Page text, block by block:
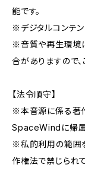
能です。
※デジタルコンテン
※音質や再生環境
合がありますので、
【法令順守】
※本音源に係る著
SpaceWindに帰属
※私的利用の範囲
作権法で禁じられ